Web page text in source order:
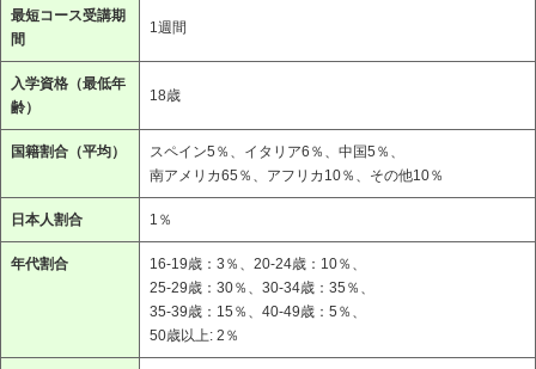
最短コース受講期
間
1週間
入学資格（最低年
齢）
18歳
国籍割合（平均）
スペイン5％、イタリア6％、中国5％、
南アメリカ65％、 アフリカ10％、その他10％
日本人割合 1％
年代割合
16-19歳：3％、20-24歳：10％、
25-29歳：30％、30-34歳：35％、
35-39歳：15％、40-49歳：5％、
50歳以上: 2％